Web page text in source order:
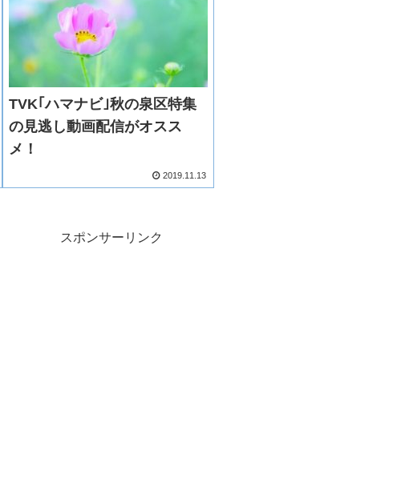
TVK｢ハマナビ｣秋の泉区特集
の見逃し動画配信がオスス
メ！
2019.11.13
スポンサーリンク